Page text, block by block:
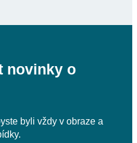
novinky o
byli vždy v obraze a